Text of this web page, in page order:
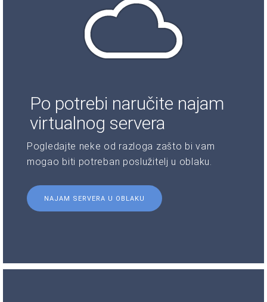
Po potrebi naručite najam
virtualnog servera
Pogledajte neke od razloga zašto bi vam
mogao biti potreban poslužitelj u oblaku.
NAJAM SERVERA U OBLAKU